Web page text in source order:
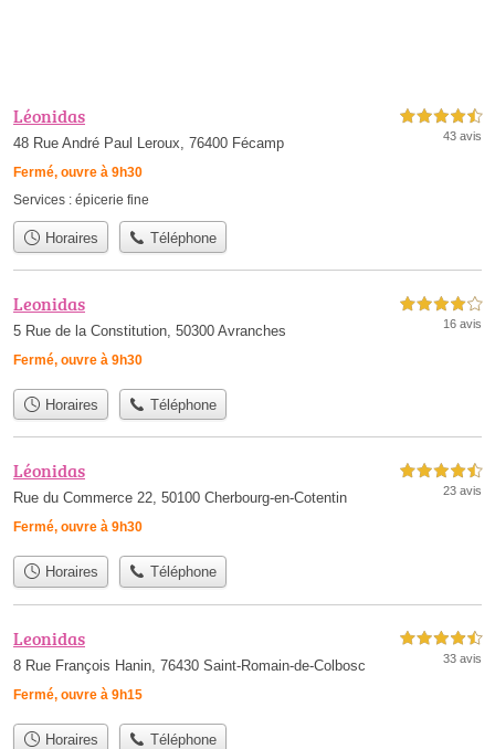
Léonidas
48 Rue André Paul Leroux, 76400 Fécamp
Fermé, ouvre à 9h30
4,5 étoiles sur 5
43 avis
Services : épicerie fine
Horaires Téléphone
Leonidas
5 Rue de la Constitution, 50300 Avranches
Fermé, ouvre à 9h30
4,0 étoiles sur 5
16 avis
Horaires Téléphone
Léonidas
Rue du Commerce 22, 50100 Cherbourg-en-Cotentin
Fermé, ouvre à 9h30
4,5 étoiles sur 5
23 avis
Horaires Téléphone
Leonidas
8 Rue François Hanin, 76430 Saint-Romain-de-Colbosc
Fermé, ouvre à 9h15
4,5 étoiles sur 5
33 avis
Horaires Téléphone